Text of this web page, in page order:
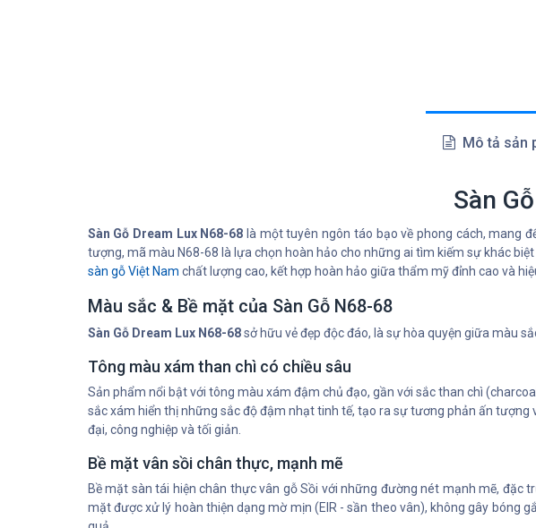
Mô tả sản
Sàn
Sàn Gỗ Dream Lux N68-68 là một tuyên ngôn táo bạo về phong cách, mang
tượng, mã màu N68-68 là lựa chọn hoàn hảo cho những ai tìm kiếm sự khác
sàn gỗ Việt Nam chất lượng cao, kết hợp hoàn hảo giữa thẩm mỹ đỉnh cao và
Màu sắc & Bề mặt của Sàn Gỗ N68-68
Sàn Gỗ Dream Lux N68-68sở hữu vẻ đẹp độc đáo, là sự hòa quyện giữa màu
Tông màu xám than chì có chiều sâu
Sản phẩm nổi bật với tông màu xám đậm chủ đạo, gần với sắc than chì
sắc xám hiển thị những sắc độ đậm nhạt tinh tế, tạo ra sự tương phản ấn
đại, công nghiệp và tối giản.
Bề mặt vân sồi chân thực, mạnh mẽ
Bề mặt sàn tái hiện chân thực vân gỗ Sồi với những đường nét mạnh mẽ,
mặt được xử lý hoàn thiện dạng mờ mịn (EIR - sần theo vân), không gây bóng